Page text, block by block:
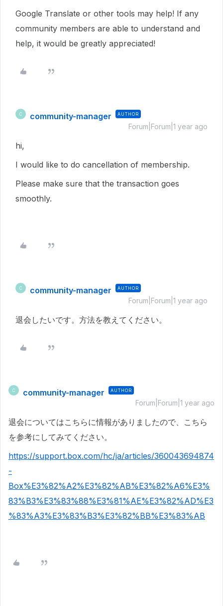
Google Translate or other tools may help! If any
community members are able to understand and
help, it would be greatly appreciated!
C community-manager AUTHOR
Forum|Forum|1 year ago
hi,
I would like to do cancellation of membership.
Please make sure that the transaction goes
smoothly.
C community-manager AUTHOR
Forum|Forum|1 year ago
退会したいです。方法を教えてください。
C community-manager AUTHOR
Forum|Forum|1 year ago
退会についてはこちらに情報がありましたので、こちら
を参考にしてみてください。
https://support.box.com/hc/ja/articles/360043694874
-
Box%E3%82%A2%E3%82%AB%E3%82%A6%E3%
83%B3%E3%83%88%E3%81%AE%E3%82%AD%E3
%83%A3%E3%83%B3%E3%82%BB%E3%83%AB